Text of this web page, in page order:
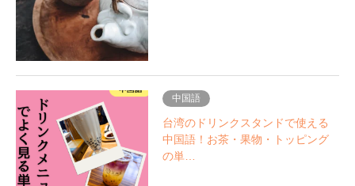
中国語
台湾のドリンクスタンドで使える
中国語！お茶・果物・トッピング
の単…